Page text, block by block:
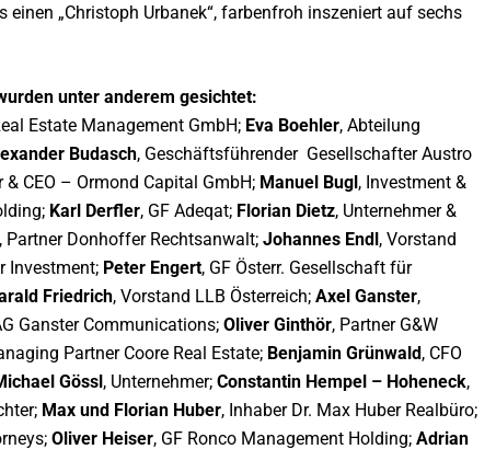
„Christoph Urbanek“, farbenfroh inszeniert auf sechs
unter anderem gesichtet:
Estate Management GmbH; Eva Boehler, Abteilung
Budasch, Geschäftsführender Gesellschafter Austro
& CEO – Ormond Capital GmbH; Manuel Bugl, Investment &
Karl Derfler, GF Adeqat; Florian Dietz, Unternehmer &
, Partner Donhoffer Rechtsanwalt; Johannes Endl, Vorstand
Investment; Peter Engert, GF Österr. Gesellschaft für
Friedrich, Vorstand LLB Österreich; Axel Ganster,
Ganster Communications; Oliver Ginthör, Partner G&W
Partner Coore Real Estate; Benjamin Grünwald, CFO
Gössl, Unternehmer; Constantin Hempel – Hoheneck,
Max und Florian Huber, Inhaber Dr. Max Huber Realbüro;
Oliver Heiser, GF Ronco Management Holding; Adrian